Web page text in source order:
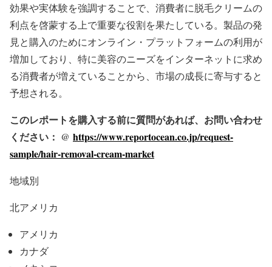
効果や実体験を強調することで、消費者に脱毛クリームの
利点を啓蒙する上で重要な役割を果たしている。製品の発
見と購入のためにオンライン・プラットフォームの利用が
増加しており、特に美容のニーズをインターネットに求め
る消費者が増えていることから、市場の成長に寄与すると
予想される。
このレポートを購入する前に質問があれば、お問い合わせ
ください： @ https://www.reportocean.co.jp/request-
sample/hair-removal-cream-market
地域別
北アメリカ
アメリカ
カナダ